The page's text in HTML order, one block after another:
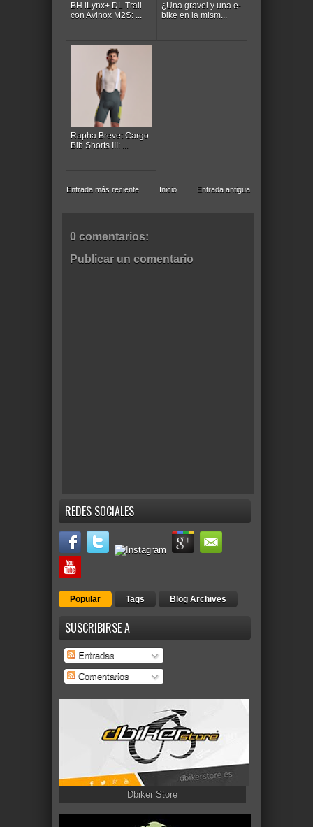
BH iLynx+ DL Trail
con Avinox M2S: ...
¿Una gravel y una e-
bike en la mism...
Rapha Brevet Cargo
Bib Shorts III: ...
Entrada más reciente Entrada antigua
Inicio
0 comentarios:
Publicar un comentario
REDES SOCIALES
Popular Tags Blog Archives
SUSCRIBIRSE A
Entradas
Comentarios
Dbiker Store